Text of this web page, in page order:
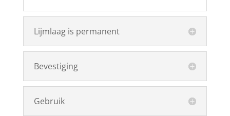
Lijmlaag is permanent
Bevestiging
Gebruik